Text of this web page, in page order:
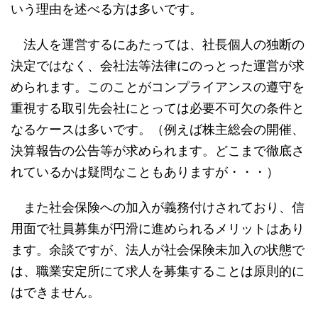
いう理由を述べる方は多いです。
法人を運営するにあたっては、社長個人の独断の
決定ではなく、会社法等法律にのっとった運営が求
められます。このことがコンプライアンスの遵守を
重視する取引先会社にとっては必要不可欠の条件と
なるケースは多いです。（例えば株主総会の開催、
決算報告の公告等が求められます。どこまで徹底さ
れているかは疑問なこともありますが・・・）
また社会保険への加入が義務付けされており、信
用面で社員募集が円滑に進められるメリットはあり
ます。余談ですが、法人が社会保険未加入の状態で
は、職業安定所にて求人を募集することは原則的に
はできません。